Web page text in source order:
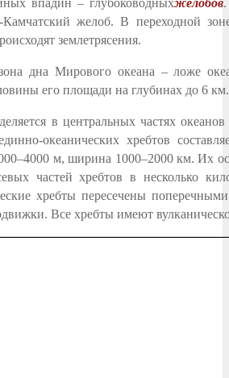
желоб. В переходной
землетрясения.
дна Мирового океана – ложе
его площади на глубинах до 6 км.
в центральных частях
океанических хребтов
м, ширина 1000–2000 км. Их
частей хребтов в несколько
хребты пересечены
Все хребты имеют